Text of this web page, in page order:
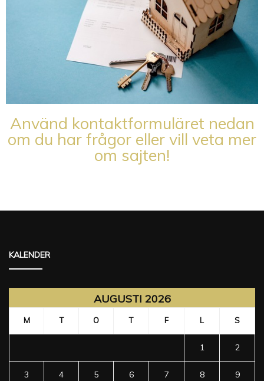
Använd kontaktformuläret nedan
om du har frågor eller vill veta mer
om sajten!
KALENDER
AUGUSTI 2026
M T O T F L S
1 2
3 4 5 6 7 8 9